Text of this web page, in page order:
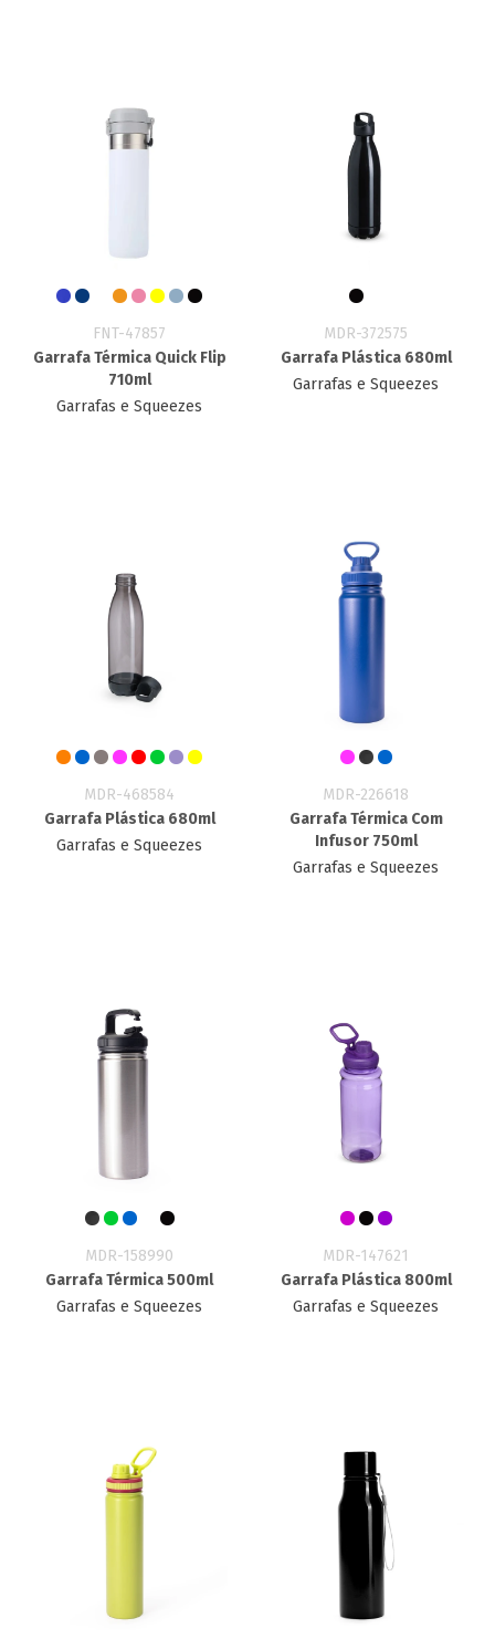
FNT-47857
Garrafa Térmica Quick Flip
710ml
Garrafas e Squeezes
MDR-372575
Garrafa Plástica 680ml
Garrafas e Squeezes
MDR-468584
Garrafa Plástica 680ml
Garrafas e Squeezes
MDR-226618
Garrafa Térmica Com
Infusor 750ml
Garrafas e Squeezes
MDR-158990
Garrafa Térmica 500ml
Garrafas e Squeezes
MDR-147621
Garrafa Plástica 800ml
Garrafas e Squeezes